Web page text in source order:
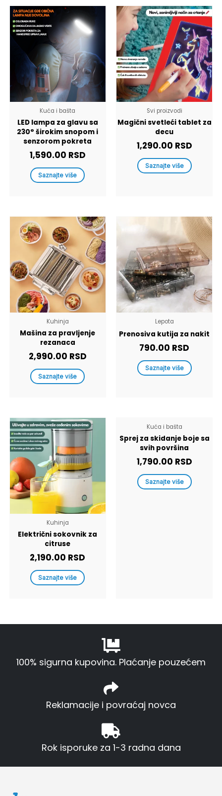
Kuća i bašta
LED lampa za glavu sa
230° širokim snopom i
senzorom pokreta
1,590.00 RSD
Saznajte više
Svi proizvodi
Magični svetleći tablet za
decu
1,290.00 RSD
Saznajte više
Kuhinja
Mašina za pravljenje
rezanaca
2,990.00 RSD
Saznajte više
Lepota
Prenosiva kutija za nakit
790.00 RSD
Saznajte više
Kuhinja
Električni sokovnik za
citruse
2,190.00 RSD
Saznajte više
Kuća i bašta
Sprej za skidanje boje sa
svih površina
1,790.00 RSD
Saznajte više
100% sigurna kupovina. Plaćanje pouzećem
Reklamacije i povraćaj novca
Rok isporuke za 1-3 radna dana